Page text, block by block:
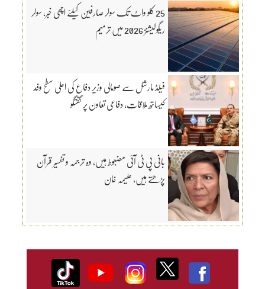
25 کلو واٹ تک سولر صارفین کیلئے اچھی خبر، سولر
ریگولیشنز 2026 میں ترمیم
فیلڈ مارشل سے صومالی وزیر دفاع کی اعلیٰ سطح وفد
کیساتھ ملاقات، دفاعی تعاون پر گفتگو
بانی پی ٹی آئی مضبوط ہیں، وہ ترجمہ و تفسیر قرآن
پڑھتے ہیں، علیمہ خان